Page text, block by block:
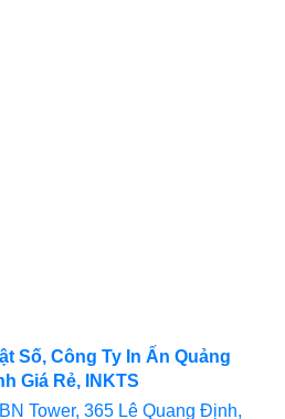
Số, Công Ty In Ấn Quảng
Giá Rẻ, INKTS
Tower, 365 Lê Quang Định,